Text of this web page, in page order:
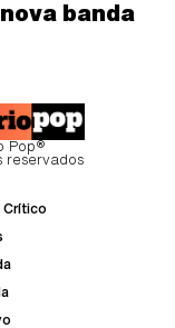
banda
Pop®
reservados
Crítico